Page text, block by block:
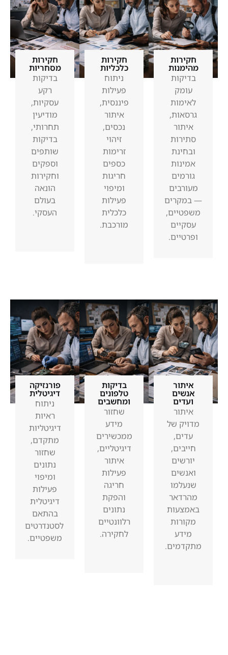
חקירות
מהימנות
בדיקות
עומק
לאימות
גרסאות,
איתור
סתירות
ובחינת
אמינות
גורמים
מעורבים
— במקרים
משפטיים,
עסקיים
ופרטיים.
חקירות
כלכליות
ניתוח
פעילות
פיננסית,
איתור
נכסים,
זיהוי
זרימות
כספים
חריגות
ומיפוי
פעילות
כלכלית
מורכבת.
חקירות
מסחריות
בדיקות
רקע
עסקיות,
מודיעין
תחרותי,
בדיקות
שותפים
וספקים
וחקירות
הונאה
בעולם
העסקי.
איתור
אנשים
ועדים
איתור
מדויק של
עדים,
חייבים,
יורשים
ואנשים
שנעלמו
מהרדאר
באמצעות
מקורות
מידע
מתקדמים.
בדיקות
טלפונים
ומחשבים
שחזור
מידע
ממכשירים
דיגיטליים,
איתור
פעילות
חריגה
והפקת
נתונים
רלוונטיים
לחקירה.
פורנזיקה
דיגיטלית
ניתוח
ראיות
דיגיטליות
מתקדם,
שחזור
נתונים
ומיפוי
פעילות
דיגיטלית
בהתאם
לסטנדרטים
משפטיים.